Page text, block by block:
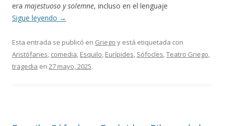
era majestuoso y solemne, incluso en el lenguaje
Sigue leyendo →
Esta entrada se publicó en Griego y está etiquetada con
Aristófanes, comedia, Esquilo, Eurípides, Sófocles,Teatro Griego,
tragedia en 27 mayo, 2025.